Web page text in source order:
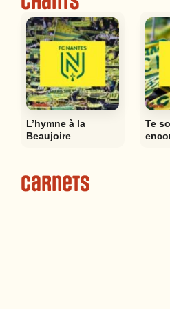
L’hymne à la
Beaujoire
Te
Carnets